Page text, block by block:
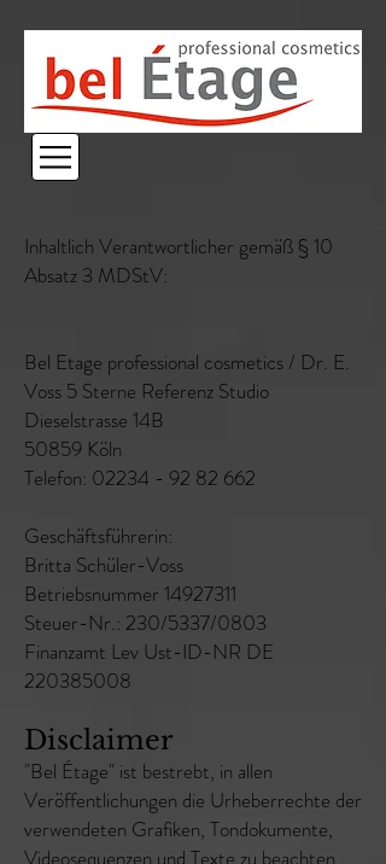
Inhaltlich Verantwortlicher gemäß § 10
Absatz 3 MDStV:
Bel Etage professional cosmetics / Dr. E.
Voss 5 Sterne Referenz Studio
Dieselstrasse 14B
50859 Köln
Telefon: 02234 - 92 82 662
Geschäftsführerin:
Britta Schüler-Voss
Betriebsnummer 14927311
Steuer-Nr.: 230/5337/0803
Finanzamt Lev Ust-ID-NR DE
220385008
Disclaimer
"Bel Étage" ist bestrebt, in allen
Veröffentlichungen die Urheberrechte der
verwendeten Grafiken, Tondokumente,
Videosequenzen und Texte zu beachten,